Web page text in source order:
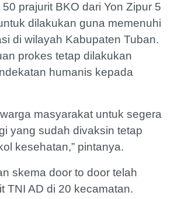
prajurit BKO dari Yon Zipur 5
dilakukan guna memenuhi
di wilayah Kabupaten Tuban.
prokes tetap dilakukan
humanis kepada
masyarakat untuk segera
yang sudah divaksin tetap
kesehatan,” pintanya.
skema door to door telah
TNI AD di 20 kecamatan.